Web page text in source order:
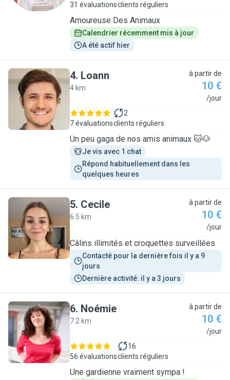
31 évaluationsclients réguliers
Amoureuse Des Animaux
Calendrier récemment mis à jour
A été actif hier
L
4. Loann
4 km
à partir de
10 €
/jour
7 évaluations
2
clients réguliers
Un peu gaga de nos amis animaux 🐱🐶
Je vis avec 1 chat
Répond habituellement dans les
quelques heures
C
5. Cecile
6.5 km
à partir de
10 €
/jour
Câlins illimités et croquettes surveillées
Contacté pour la dernière fois il y a 9
jours
Dernière activité: il y a 3 jours
N
6. Noémie
7.2 km
à partir de
10 €
/jour
56 évaluations
16
clients réguliers
Une gardienne vraiment sympa !